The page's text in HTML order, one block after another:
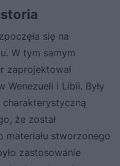
się na
W tym samym
zaprojektował
i Libii. Były
że został
stworzonego
zastosowanie